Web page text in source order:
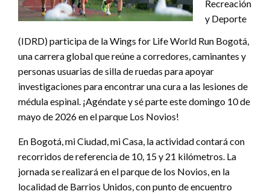
Recreación
y Deporte
(IDRD) participa de la Wings for Life World Run Bogotá,
una carrera global que reúne a corredores, caminantes y
personas usuarias de silla de ruedas para apoyar
investigaciones para encontrar una cura a las lesiones de
médula espinal. ¡Agéndate y sé parte este domingo 10 de
mayo de 2026 en el parque Los Novios!
En Bogotá, mi Ciudad, mi Casa, la actividad contará con
recorridos de referencia de 10, 15 y 21 kilómetros. La
jornada se realizará en el parque de los Novios, en la
localidad de Barrios Unidos, con punto de encuentro